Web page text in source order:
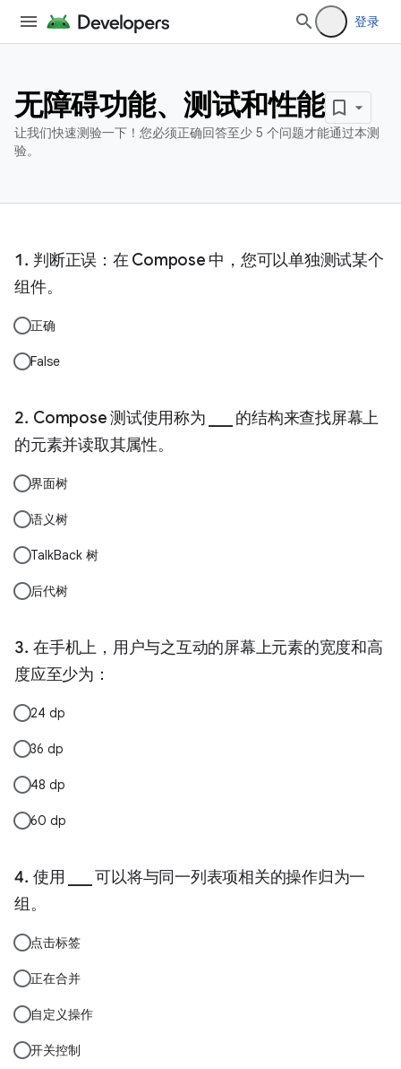
登录
无障碍功能、测试和性能
让我们快速测验一下！您必须正确回答至少 5 个问题才能通过本测
验。
判断正误：在 Compose 中，您可以单独测试某个
组件。
正确
False
Compose 测试使用称为 ___ 的结构来查找屏幕上
的元素并读取其属性。
界面树
语义树
TalkBack 树
后代树
在手机上，用户与之互动的屏幕上元素的宽度和高
度应至少为：
24 dp
36 dp
48 dp
60 dp
使用 ___ 可以将与同一列表项相关的操作归为一
组。
点击标签
正在合并
自定义操作
开关控制